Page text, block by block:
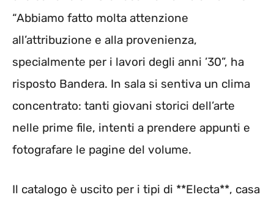
“Abbiamo fatto molta attenzione
all’attribuzione e alla provenienza,
specialmente per i lavori degli anni ’30”, ha
risposto Bandera. In sala si sentiva un clima
concentrato: tanti giovani storici dell’arte
nelle prime file, intenti a prendere appunti e
fotografare le pagine del volume.
Il catalogo è uscito per i tipi di **Electa**, casa